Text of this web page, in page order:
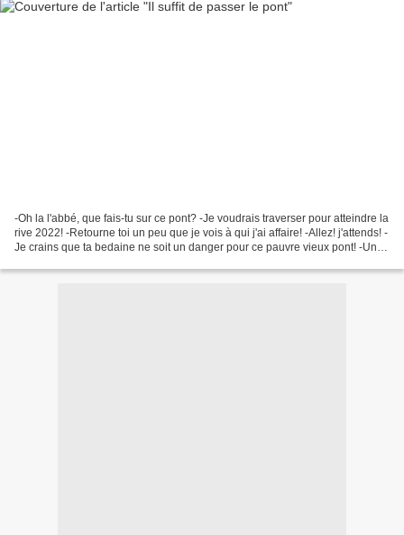
-Oh la l'abbé, que fais-tu sur ce pont? -Je voudrais traverser pour atteindre la
rive 2022! -Retourne toi un peu que je vois à qui j'ai affaire! -Allez! j'attends! -
Je crains que ta bedaine ne soit un danger pour ce pauvre vieux pont! -Un